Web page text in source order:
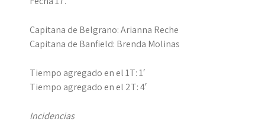
Capitana de Belgrano: Arianna Reche
Capitana de Banfield: Brenda Molinas
Tiempo agregado en el 1T: 1′
Tiempo agregado en el 2T: 4′
Incidencias